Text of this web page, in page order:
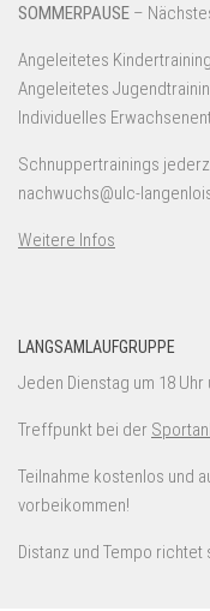
SOMMERPAUSE –
Angeleitetes
Angeleitetes
Individuelles
Schnuppertrainings
nachwuchs@ulc-
Weitere Infos
LANGSAMLAUFGRUPPE
Jeden Dienstag um 18
Treffpunkt bei der
Teilnahme kostenlos und
vorbeikommen!
Distanz und Tempo